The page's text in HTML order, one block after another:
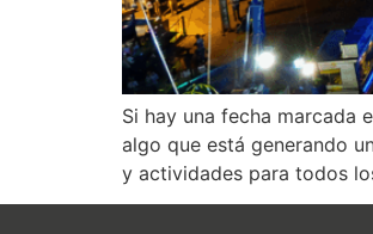
Si hay una fecha marcada
algo que está generando
y actividades para todos